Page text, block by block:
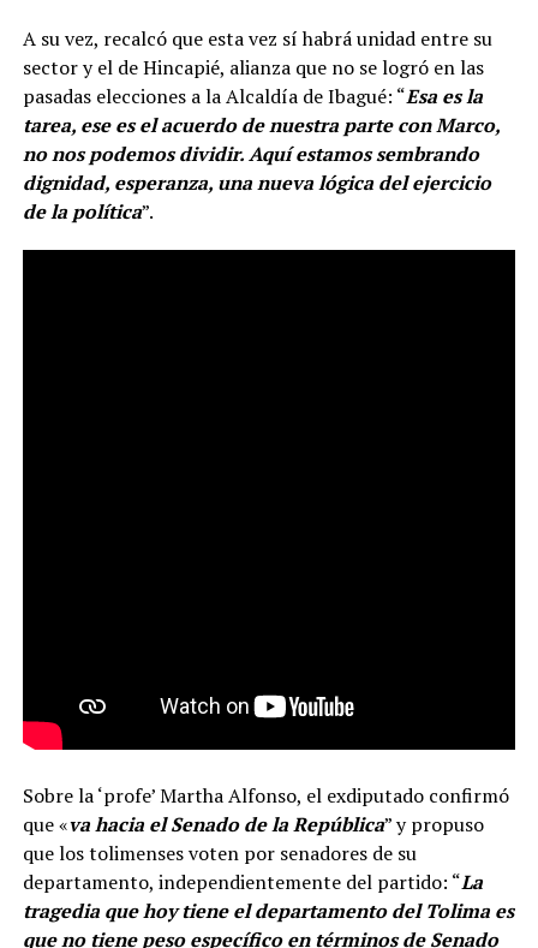
A su vez, recalcó que esta vez sí habrá unidad entre su
sector y el de Hincapié, alianza que no se logró en las
pasadas elecciones a la Alcaldía de Ibagué: “Esa es la
tarea, ese es el acuerdo de nuestra parte con Marco,
no nos podemos dividir. Aquí estamos sembrando
dignidad, esperanza, una nueva lógica del ejercicio
de la política”.
Sobre la ‘profe’ Martha Alfonso, el exdiputado confirmó
que «va hacia el Senado de la República” y propuso
que los tolimenses voten por senadores de su
departamento, independientemente del partido: “La
tragedia que hoy tiene el departamento del Tolima es
que no tiene peso específico en términos de Senado